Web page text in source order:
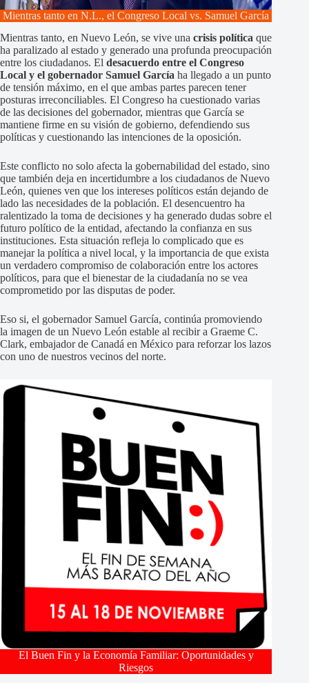
Mientras tanto en N.L., el Congreso Local vs. Samuel García
Mientras tanto, en Nuevo León, se vive una crisis política que
ha paralizado al estado y generado una profunda preocupación
entre los ciudadanos. El desacuerdo entre el Congreso
Local y el gobernador Samuel García ha llegado a un punto
de tensión máximo, en el que ambas partes parecen tener
posturas irreconciliables. El Congreso ha cuestionado varias
de las decisiones del gobernador, mientras que García se
mantiene firme en su visión de gobierno, defendiendo sus
políticas y cuestionando las intenciones de la oposición.
Este conflicto no solo afecta la gobernabilidad del estado, sino
que también deja en incertidumbre a los ciudadanos de Nuevo
León, quienes ven que los intereses políticos están dejando de
lado las necesidades de la población. El desencuentro ha
ralentizado la toma de decisiones y ha generado dudas sobre el
futuro político de la entidad, afectando la confianza en sus
instituciones. Esta situación refleja lo complicado que es
manejar la política a nivel local, y la importancia de que exista
un verdadero compromiso de colaboración entre los actores
políticos, para que el bienestar de la ciudadanía no se vea
comprometido por las disputas de poder.
Eso si, el gobernador Samuel García, continúa promoviendo
la imagen de un Nuevo León estable al recibir a Graeme C.
Clark, embajador de Canadá en México para reforzar los lazos
con uno de nuestros vecinos del norte.
El Buen Fin y la Economía Familiar: Oportunidades y
Riesgos